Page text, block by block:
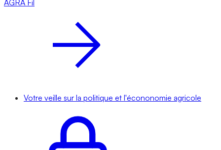
AGRA Fil
Votre veille sur la politique et l'écononomie agricole